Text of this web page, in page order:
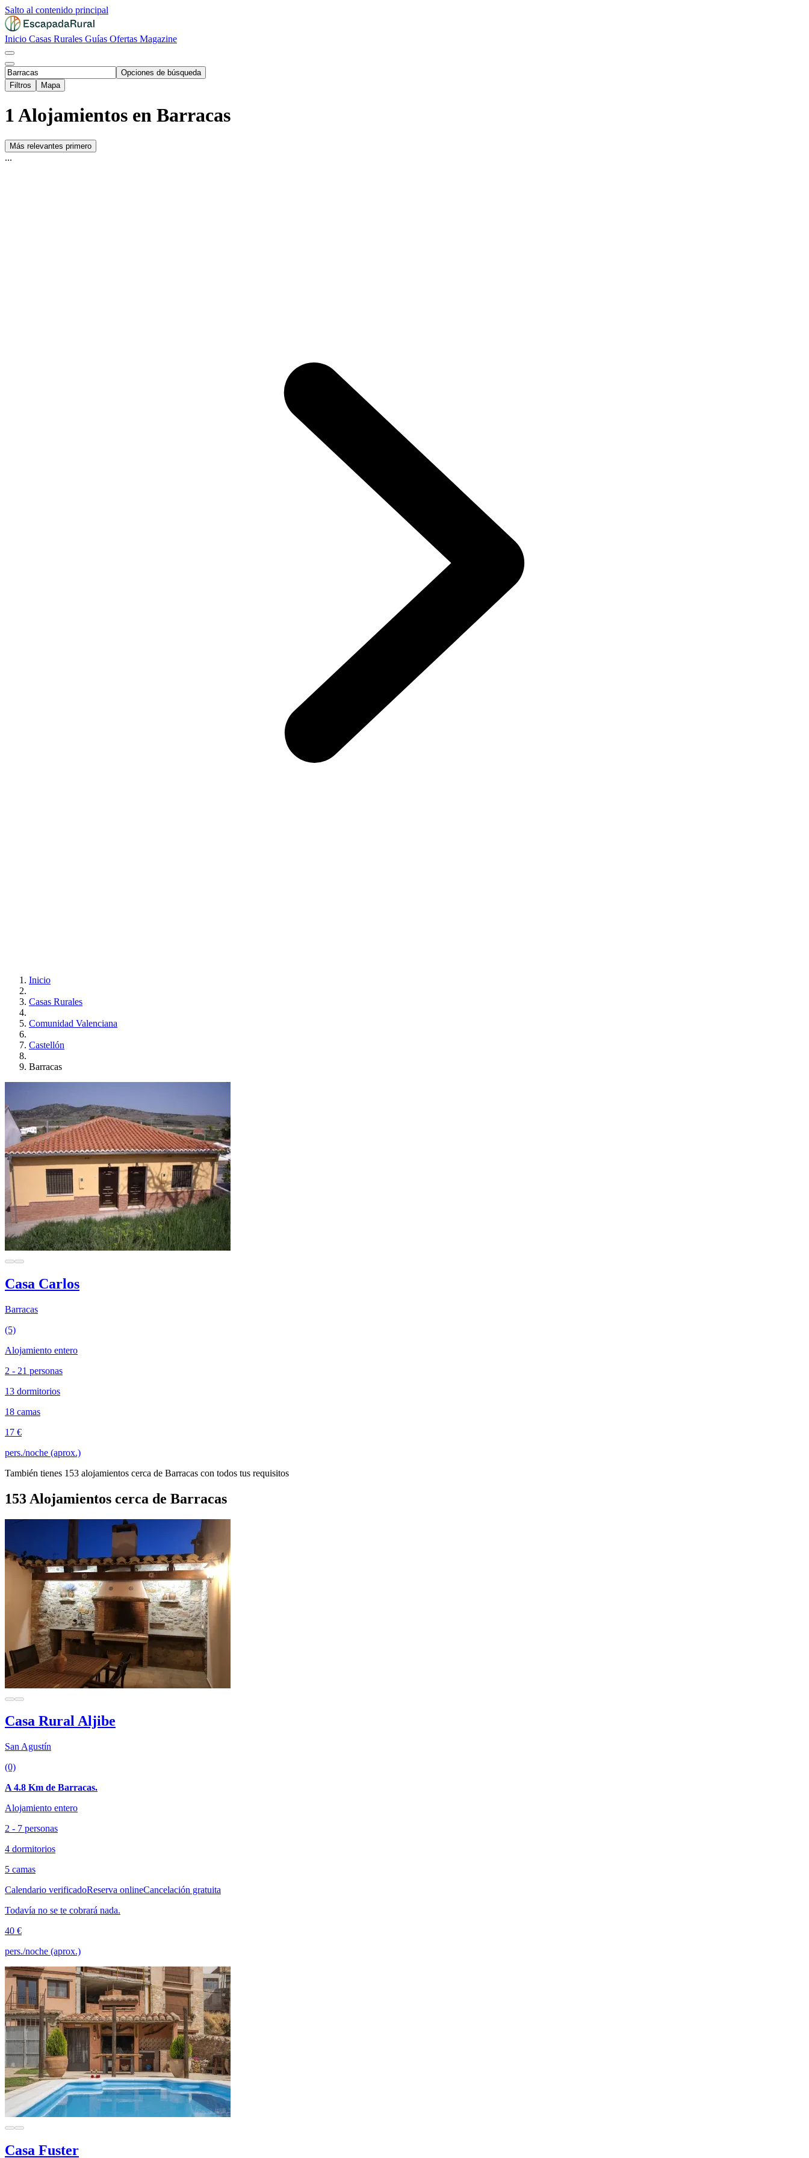
Salto al contenido principal
Inicio Casas Rurales Guías Ofertas Magazine
Opciones de búsqueda
Filtros
Mapa
1 Alojamientos en Barracas
Más relevantes primero
...
Inicio
Casas Rurales
Comunidad Valenciana
Castellón
Barracas
Casa Carlos
Barracas
(5)
Alojamiento entero
2 - 21 personas
13 dormitorios
18 camas
17 €
pers./noche (aprox.)
También tienes 153 alojamientos cerca de Barracas con todos tus requisitos
153 Alojamientos cerca de Barracas
Casa Rural Aljibe
San Agustín
(0)
A 4.8 Km de Barracas.
Alojamiento entero
2 - 7 personas
4 dormitorios
5 camas
Calendario verificadoReserva onlineCancelación gratuita
Todavía no se te cobrará nada.
40 €
pers./noche (aprox.)
Casa Fuster